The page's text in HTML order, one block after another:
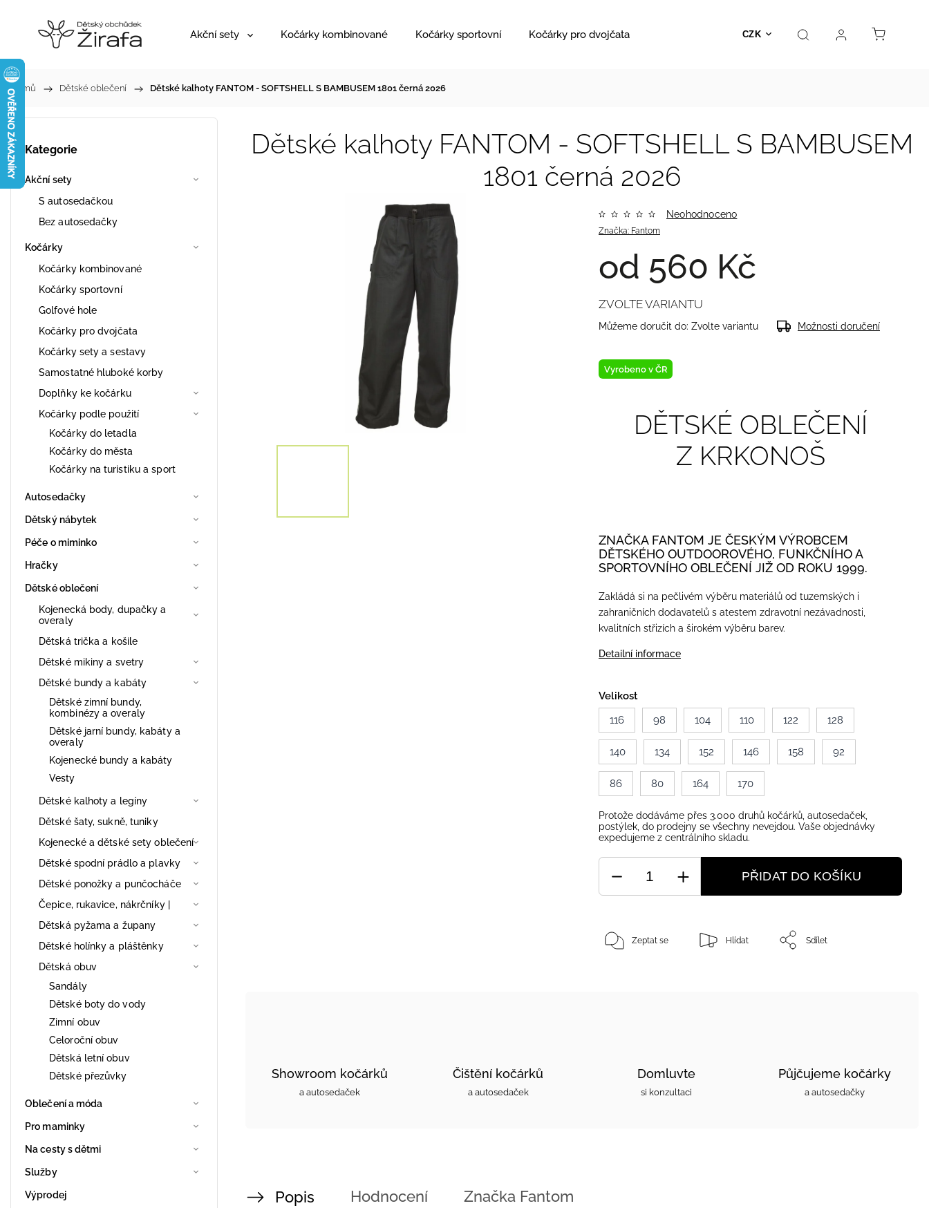
CZK
Akční sety Kočárky kombinované Kočárky sportovní Kočárky pro dvojčata Hračky Prodejna Kontakt
Domů / Dětské oblečení / Dětské kalhoty FANTOM - SOFTSHELL S BAMBUSEM 1801 černá 2026
Kategorie
Akční sety
S autosedačkou
Bez autosedačky
Kočárky
Kočárky kombinované
Kočárky sportovní
Golfové hole
Kočárky pro dvojčata
Kočárky sety a sestavy
Samostatné hluboké korby
Doplňky ke kočárku
Kočárky podle použití
Kočárky do letadla
Kočárky do města
Kočárky na turistiku a sport
Autosedačky
Dětský nábytek
Péče o miminko
Hračky
Dětské oblečení
Kojenecká body, dupačky a
overaly
Dětská trička a košile
Dětské mikiny a svetry
Dětské bundy a kabáty
Dětské zimní bundy,
kombinézy a overaly
Dětské jarní bundy, kabáty a
overaly
Kojenecké bundy a kabáty
Vesty
Dětské kalhoty a legíny
Dětské šaty, sukně, tuniky
Kojenecké a dětské sety oblečení
Dětské spodní prádlo a plavky
Dětské ponožky a punčocháče
Čepice, rukavice, nákrčníky |
Dětská pyžama a župany
Dětské holínky a pláštěnky
Dětská obuv
Sandály
Dětské boty do vody
Zimní obuv
Celoroční obuv
Dětská letní obuv
Dětské přezůvky
Oblečení a móda
Pro maminky
Na cesty s dětmi
Služby
Výprodej
Dětské kalhoty FANTOM - SOFTSHELL S BAMBUSEM
1801 černá 2026
Značka: Fantom
Neohodnoceno
od 560 Kč
Vyrobeno v ČR
DĚTSKÉ OBLEČENÍ
Z KRKONOŠ
ZNAČKA FANTOM JE ČESKÝM VÝROBCEM
DĚTSKÉHO OUTDOOROVÉHO, FUNKČNÍHO A
SPORTOVNÍHO OBLEČENÍ JIŽ OD ROKU 1999.
Zakládá si na pečlivém výběru materiálů od tuzemských i
zahraničních dodavatelů s atestem zdravotní nezávadnosti,
kvalitních střizích a širokém výběru barev.
Detailní informace
Velikost
116
98 104 110 122 128
140 134 152 146 158 92
86 80 164 170
ZVOLTE VARIANTU
Můžeme doručit do: Zvolte variantu Možnosti doručení
Protože dodáváme přes 3.000 druhů kočárků, autosedaček,
postýlek, do prodejny se všechny nevejdou. Vaše objednávky
expedujeme z centrálního skladu.
PŘIDAT DO KOŠÍKU
Zeptat se Hlídat Sdílet
Showroom kočárků
a autosedaček
Čištění kočárků
a autosedaček
Domluvte
si konzultaci
Půjčujeme kočárky
a autosedačky
Popis Hodnocení Značka Fantom